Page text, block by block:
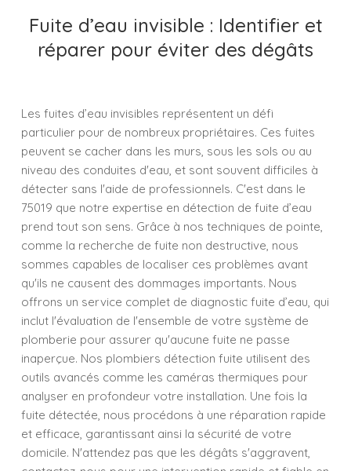
Fuite d’eau invisible : Identifier et
réparer pour éviter des dégâts
Les fuites d’eau invisibles représentent un défi
particulier pour de nombreux propriétaires. Ces fuites
peuvent se cacher dans les murs, sous les sols ou au
niveau des conduites d'eau, et sont souvent difficiles à
détecter sans l'aide de professionnels. C'est dans le
75019 que notre expertise en détection de fuite d’eau
prend tout son sens. Grâce à nos techniques de pointe,
comme la recherche de fuite non destructive, nous
sommes capables de localiser ces problèmes avant
qu'ils ne causent des dommages importants. Nous
offrons un service complet de diagnostic fuite d’eau, qui
inclut l'évaluation de l'ensemble de votre système de
plomberie pour assurer qu'aucune fuite ne passe
inaperçue. Nos plombiers détection fuite utilisent des
outils avancés comme les caméras thermiques pour
analyser en profondeur votre installation. Une fois la
fuite détectée, nous procédons à une réparation rapide
et efficace, garantissant ainsi la sécurité de votre
domicile. N'attendez pas que les dégâts s'aggravent,